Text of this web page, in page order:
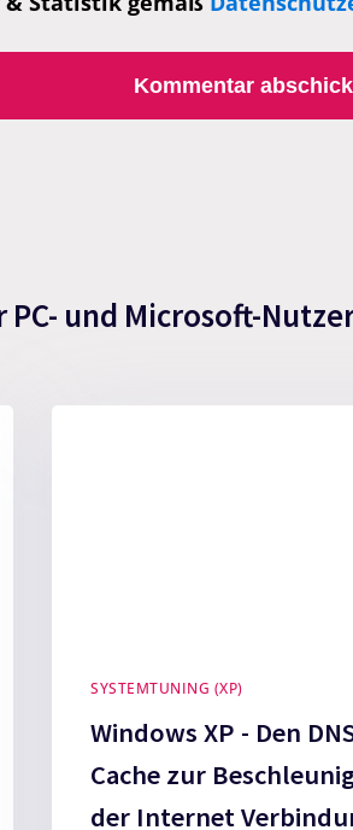
und Microsoft-
SYSTEMTUNING (XP)
Windows XP - Den
Cache zur
der Internet